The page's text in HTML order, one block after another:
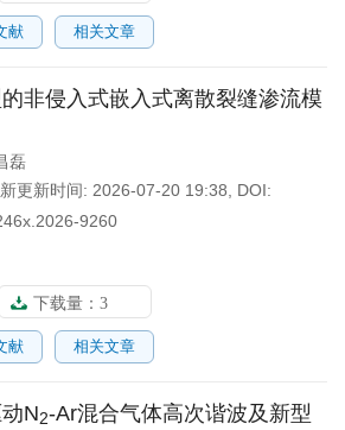
献 相关文章
非侵入式嵌入式离散裂缝渗流模
磊
更新时间: 2026-07-20 19:38
DOI:
9260
下载量： 3
献 相关文章
N2-Ar混合气体高次谐波及新型